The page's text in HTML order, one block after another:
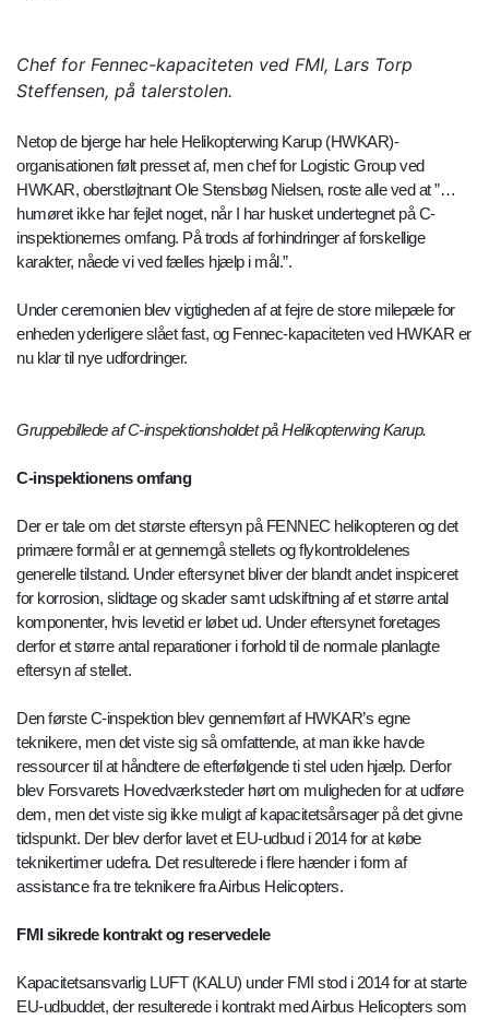
Chef for Fennec-kapaciteten ved FMI, Lars Torp
Steffensen, på talerstolen.
Netop de bjerge har hele Helikopterwing Karup (HWKAR)-
organisationen følt presset af, men chef for Logistic Group ved
HWKAR, oberstløjtnant Ole Stensbøg Nielsen, roste alle ved at ”…
humøret ikke har fejlet noget, når I har husket undertegnet på C-
inspektionernes omfang. På trods af forhindringer af forskellige
karakter, nåede vi ved fælles hjælp i mål.”.
Under ceremonien blev vigtigheden af at fejre de store milepæle for
enheden yderligere slået fast, og Fennec-kapaciteten ved HWKAR er
nu klar til nye udfordringer.
Gruppebillede af C-inspektionsholdet på Helikopterwing Karup.
C-inspektionens omfang
Der er tale om det største eftersyn på FENNEC helikopteren og det
primære formål er at gennemgå stellets og flykontroldelenes
generelle tilstand. Under eftersynet bliver der blandt andet inspiceret
for korrosion, slidtage og skader samt udskiftning af et større antal
komponenter, hvis levetid er løbet ud. Under eftersynet foretages
derfor et større antal reparationer i forhold til de normale planlagte
eftersyn af stellet.
Den første C-inspektion blev gennemført af HWKAR’s egne
teknikere, men det viste sig så omfattende, at man ikke havde
ressourcer til at håndtere de efterfølgende ti stel uden hjælp. Derfor
blev Forsvarets Hovedværksteder hørt om muligheden for at udføre
dem, men det viste sig ikke muligt af kapacitetsårsager på det givne
tidspunkt. Der blev derfor lavet et EU-udbud i 2014 for at købe
teknikertimer udefra. Det resulterede i flere hænder i form af
assistance fra tre teknikere fra Airbus Helicopters.
FMI sikrede kontrakt og reservedele
Kapacitetsansvarlig LUFT (KALU) under FMI stod i 2014 for at starte
EU-udbuddet, der resulterede i kontrakt med Airbus Helicopters som